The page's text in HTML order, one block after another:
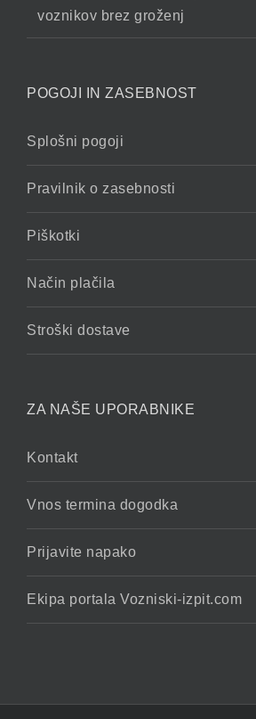
voznikov brez groženj
POGOJI IN ZASEBNOST
Splošni pogoji
Pravilnik o zasebnosti
Piškotki
Način plačila
Stroški dostave
ZA NAŠE UPORABNIKE
Kontakt
Vnos termina dogodka
Prijavite napako
Ekipa portala Vozniski-izpit.com